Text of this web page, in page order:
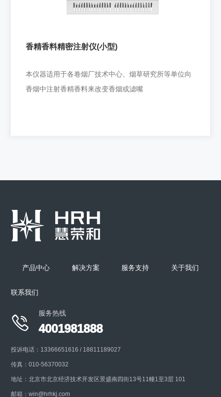
适用于各中烟技术中心卷烟香料研究及其它烟草研究机
香精香料精密注射仪(小型)
本仪器适用于各卷烟厂技术中心、烟草研究所等单位向
香烟中注射香精香料来改变香烟或滤嘴
本仪器适用于各卷烟厂技术中心、烟草研究所等单位向
产品中心 解决方案 服务支持 关于我们
联系我们

服务热线
4001981888
投诉电话：13366651616 / 18811189027
传真：010-56370032
地址：北京市北京经济技术开发区景盛南四街13号11幢1至3层 101
邮箱：win@hrhkj.com